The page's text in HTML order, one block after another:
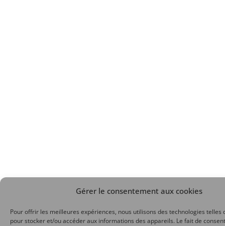
Gérer le consentement aux cookies
Pour offrir les meilleures expériences, nous utilisons des technologies telles
pour stocker et/ou accéder aux informations des appareils. Le fait de